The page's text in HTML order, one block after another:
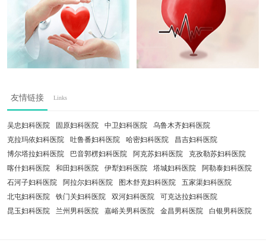
友情链接 Links
吴忠妇科医院 固原妇科医院 中卫妇科医院
乌鲁木齐妇科医院
克拉玛依妇科医院
吐鲁番妇科医院 哈密妇科医院
昌吉妇科医院
博尔塔拉妇科医院
巴音郭楞妇科医院 阿克苏妇科医院
克孜勒苏妇科医院
喀什妇科医院
和田妇科医院 伊犁妇科医院 塔城妇科医院
阿勒泰妇科医院
石河子妇科医院
阿拉尔妇科医院 图木舒克妇科医院
五家渠妇科医院
北屯妇科医院
铁门关妇科医院 双河妇科医院
可克达拉妇科医院
昆玉妇科医院
兰州男科医院 嘉峪关男科医院 金昌男科医院 白银男科医院